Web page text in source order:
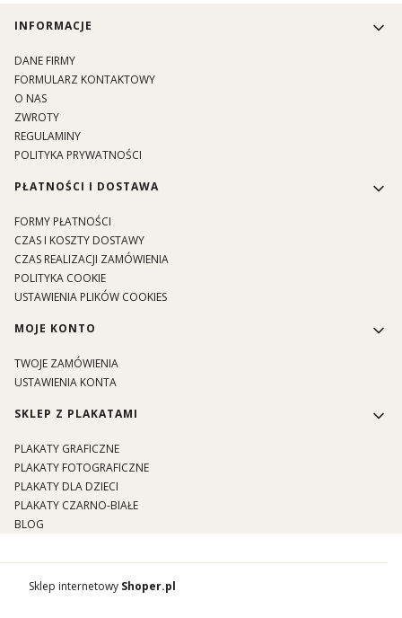
Linki w stopce
INFORMACJE
DANE FIRMY
FORMULARZ KONTAKTOWY
O NAS
ZWROTY
REGULAMINY
POLITYKA PRYWATNOŚCI
PŁATNOŚCI I DOSTAWA
FORMY PŁATNOŚCI
CZAS I KOSZTY DOSTAWY
CZAS REALIZACJI ZAMÓWIENIA
POLITYKA COOKIE
USTAWIENIA PLIKÓW COOKIES
MOJE KONTO
TWOJE ZAMÓWIENIA
USTAWIENIA KONTA
SKLEP Z PLAKATAMI
PLAKATY GRAFICZNE
PLAKATY FOTOGRAFICZNE
PLAKATY DLA DZIECI
PLAKATY CZARNO-BIAŁE
BLOG
Sklep internetowy Shoper.pl